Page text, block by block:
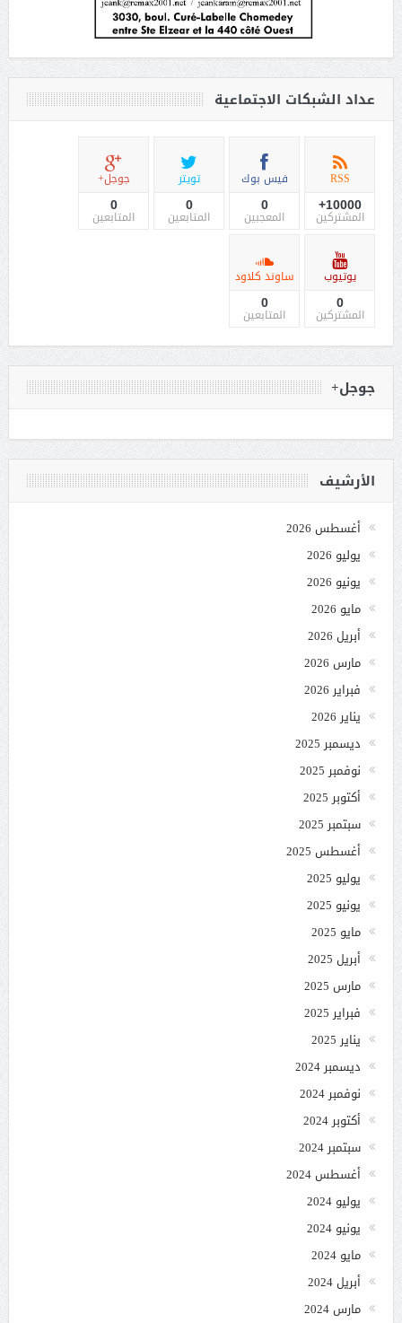
عداد الشبكات الاجتماعية
RSS
10000+
المشتركين
فيس بوك
0
المعجبين
تويتر
0
المتابعين
جوجل+
0
المتابعين
يوتيوب
0
المشتركين
ساوند كلاود
0
المتابعين
جوجل+
الأرشيف
أغسطس 2026
يوليو 2026
يونيو 2026
مايو 2026
أبريل 2026
مارس 2026
فبراير 2026
يناير 2026
ديسمبر 2025
نوفمبر 2025
أكتوبر 2025
سبتمبر 2025
أغسطس 2025
يوليو 2025
يونيو 2025
مايو 2025
أبريل 2025
مارس 2025
فبراير 2025
يناير 2025
ديسمبر 2024
نوفمبر 2024
أكتوبر 2024
سبتمبر 2024
أغسطس 2024
يوليو 2024
يونيو 2024
مايو 2024
أبريل 2024
مارس 2024